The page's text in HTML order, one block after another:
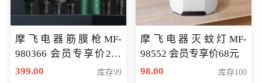
摩飞电器筋膜枪MF-
980366 会员专享价299
元
399.00 库存99
摩飞电器灭蚊灯MF-
98552 会员专享价68元
98.00
库存100